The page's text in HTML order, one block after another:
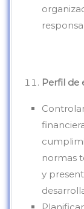
Perfil de
normas
y